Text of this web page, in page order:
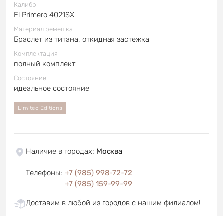
Калибр
El Primero 4021SX
Материал ремешка
Браслет из титана, откидная застежка
Комплектация
полный комплект
Состояние
идеальное состояние
Limited Editions
Наличие в городах: Москва
Телефоны: +7 (985) 998-72-72
+7 (985) 159-99-99
Доставим в любой из городов с нашим филиалом!